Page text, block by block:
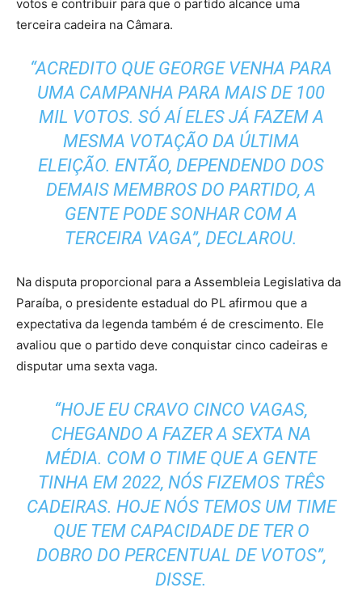
votos e contribuir para que o partido alcance uma
terceira cadeira na Câmara.
“ACREDITO QUE GEORGE VENHA PARA
UMA CAMPANHA PARA MAIS DE 100
MIL VOTOS. SÓ AÍ ELES JÁ FAZEM A
MESMA VOTAÇÃO DA ÚLTIMA
ELEIÇÃO. ENTÃO, DEPENDENDO DOS
DEMAIS MEMBROS DO PARTIDO, A
GENTE PODE SONHAR COM A
TERCEIRA VAGA”, DECLAROU.
Na disputa proporcional para a Assembleia Legislativa da
Paraíba, o presidente estadual do PL afirmou que a
expectativa da legenda também é de crescimento. Ele
avaliou que o partido deve conquistar cinco cadeiras e
disputar uma sexta vaga.
“HOJE EU CRAVO CINCO VAGAS,
CHEGANDO A FAZER A SEXTA NA
MÉDIA. COM O TIME QUE A GENTE
TINHA EM 2022, NÓS FIZEMOS TRÊS
CADEIRAS. HOJE NÓS TEMOS UM TIME
QUE TEM CAPACIDADE DE TER O
DOBRO DO PERCENTUAL DE VOTOS”,
DISSE.